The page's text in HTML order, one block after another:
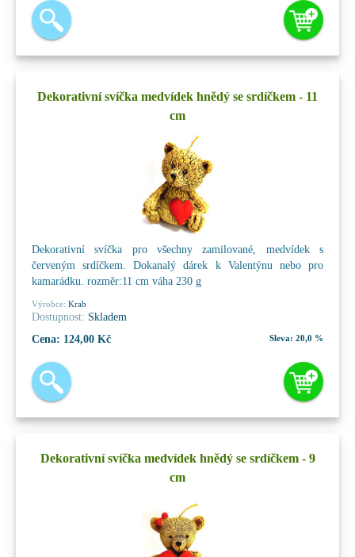
Dekorativní svíčka medvídek hnědý se srdíčkem - 11
cm
Dekorativní svíčka pro všechny zamilované, medvídek s
červeným srdíčkem. Dokanalý dárek k Valentýnu nebo pro
kamarádku. rozměr:11 cm váha 230 g
Výrobce: Krab
Dostupnost: Skladem
Cena: 124,00 Kč Sleva: 20,0 %
Dekorativní svíčka medvídek hnědý se srdíčkem - 9
cm